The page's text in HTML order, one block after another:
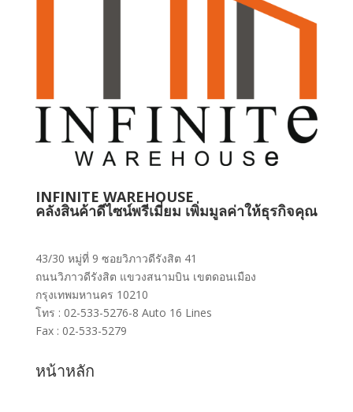
INFINITE WAREHOUSE
คลังสินค้าดีไซน์พรีเมี่ยม เพิ่มมูลค่าให้ธุรกิจคุณ
43/30 หมู่ที่ 9 ซอยวิภาวดีรังสิต 41
ถนนวิภาวดีรังสิต แขวงสนามบิน เขตดอนเมือง
กรุงเทพมหานคร 10210
โทร : 02-533-5276-8 Auto 16 Lines
Fax : 02-533-5279
หน้าหลัก